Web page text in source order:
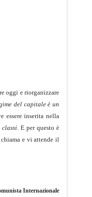
oggi e riorganizzare
del capitale è un
essere inserita nella
classi . E per questo è
e vi attende il
Internazionale